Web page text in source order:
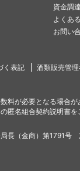
資金調
よくあ
お問い
く表記 酒類販売管
が必要となる場合
匿名組合契約説明書を
（金商）第1791号